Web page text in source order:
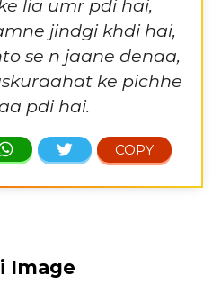
lia umr pdi hai,
jindgi khdi hai,
se n jaane denaa,
ke pichhe
pdi hai.
Image